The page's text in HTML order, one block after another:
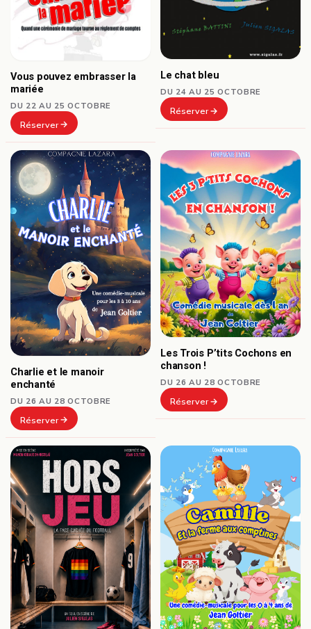
Vous pouvez embrasser la
mariée
DU 22 AU 25 OCTOBRE
Réserver
Le chat bleu
DU 24 AU 25 OCTOBRE
Réserver
Charlie et le manoir
enchanté
DU 26 AU 28 OCTOBRE
Réserver
Les Trois P’tits Cochons en
chanson !
DU 26 AU 28 OCTOBRE
Réserver